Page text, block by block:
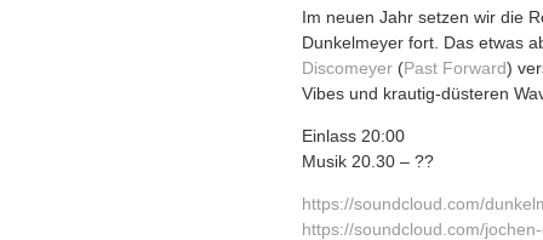
Im neuen Jahr setzen wir die
Dunkelmeyer fort. Das etwas
Discomeyer (Past Forward)
Vibes und krautig-düsteren
Einlass 20:00
Musik 20.30 – ??
https://soundcloud.com/
https://soundcloud.com/